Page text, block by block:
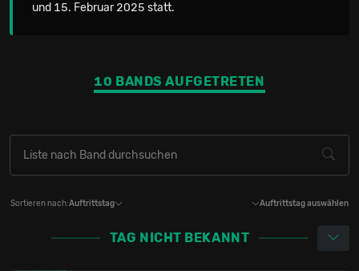
und 15. Februar 2025 statt.
10 BANDS AUFGETRETEN
Sortieren nach:Auftrittstag Auftrittstag auswählen
TAG NICHT BEKANNT